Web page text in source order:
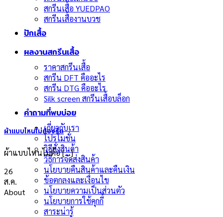
สกรีนเสื้อ YUEDPAO
สกรีนเสื้องานบวช
ปักเสื้อ
ผลงานสกรีนเสื้อ
ราคาสกรีนเสื้อ
สกรีน DFT คืออะไร
สกรีน DTG คืออะไร
Silk screen สกรีนเสื้อบล็อก
คำถามที่พบบ่อย
เกี่ยวกับเรา
โปรโมชั่น
วิธีสั่งสินค้า
วิธีการจัดส่งสินค้า
นโยบายคืนสินค้าและคืนเงิน
ข้อตกลงและเงื่อนไข
นโยบายความเป็นส่วนตัว
นโยบายการใช้คุกกี้
สาระน่ารู้
ผ้าแบบไหนไม่ต้องรีด
ผ้าแบบไหนไม่ต้อ [...]
26
ส.ค.
About